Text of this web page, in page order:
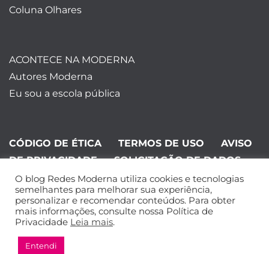
Coluna Olhares
ACONTECE NA MODERNA
Autores Moderna
Eu sou a escola pública
CÓDIGO DE ÉTICA TERMOS DE USO
AVISO
DE PRIVACIDADE
SOLICITAÇÃO DE DADOS
©Editora Moderna 2024. Todos os
direitos reservados.
O blog Redes Moderna utiliza cookies e tecnologias
semelhantes para melhorar sua experiência,
personalizar e recomendar conteúdos. Para obter
mais informações, consulte nossa Política de
Privacidade Leia mais.
Entendi